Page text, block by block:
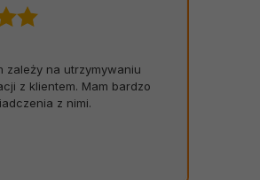
zależy na utrzymywaniu
z klientem. Mam bardzo
z nimi.